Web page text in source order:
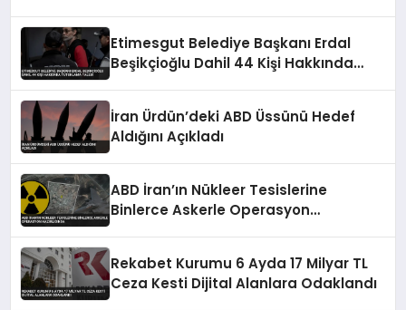
Etimesgut Belediye Başkanı Erdal
Beşikçioğlu Dahil 44 Kişi Hakkında
İran Ürdün’deki ABD Üssünü Hedef
Aldığını Açıkladı
ABD İran’ın Nükleer Tesislerine
Binlerce Askerle Operasyon
Rekabet Kurumu 6 Ayda 17 Milyar TL
Ceza Kesti Dijital Alanlara Odaklandı